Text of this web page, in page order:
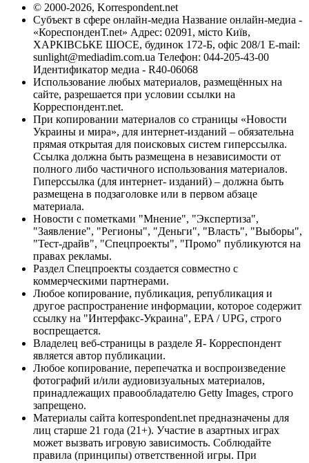
© 2000-2026, Korrespondent.net
Субъект в сфере онлайн-медиа Название онлайн-медиа -
«КореспонденТ.net» Адрес: 02091, місто Київ,
ХАРКІВСЬКЕ ШОСЕ, будинок 172-Б, офіс 208/1 E-mail:
sunlight@mediadim.com.ua Телефон: 044-205-43-00
Идентификатор медиа - R40-06068
Использование любых материалов, размещённых на
сайте, разрешается при условии ссылки на
Корреспондент.net.
При копировании материалов со страницы «Новости
Украины и мира», для интернет-изданий – обязательна
прямая открытая для поисковых систем гиперссылка.
Ссылка должна быть размещена в независимости от
полного либо частичного использования материалов.
Гиперссылка (для интернет- изданий) – должна быть
размещена в подзаголовке или в первом абзаце
материала.
Новости с пометками "Мнение", "Экспертиза",
"Заявление", "Регионы", "Деньги", "Власть", "Выборы",
"Тест-драйв", "Спецпроекты", "Промо" публикуются на
правах рекламы.
Раздел Спецпроекты создается совместно с
коммерческими партнерами.
Любое копирование, публикация, републикация и
другое распространение информации, которое содержит
ссылку на "Интерфакс-Украина", EPA / UPG, строго
воспрещается.
Владелец веб-страницы в разделе Я- Корреспондент
является автор публикации.
Любое копирование, перепечатка и воспроизведение
фотографий и/или аудиовизуальных материалов,
принадлежащих правообладателю Getty Images, строго
запрещено.
Материалы сайта korrespondent.net предназначены для
лиц старше 21 года (21+). Участие в азартных играх
может вызвать игровую зависимость. Соблюдайте
правила (принципы) ответственной игры. При